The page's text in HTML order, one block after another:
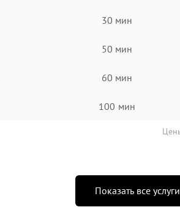
30 мин
50 мин
60 мин
100 мин
Показать все услуги